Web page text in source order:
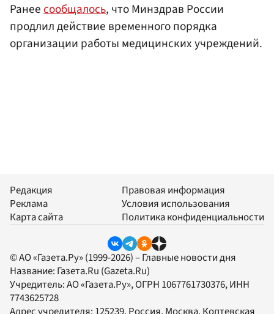
Ранеесообщалось, что Минздрав России
продлил действие временного порядка
организации работы медицинских учреждений.
Редакция
Реклама
Карта сайта
Правовая информация
Условия использования
Политика конфиденциальности
© АО «Газета.Ру» (1999-2026) – Главные новости дня
Название: Газета.Ru (Gazeta.Ru)
Учредитель:АО «Газета.Ру», ОГРН 1067761730376, ИНН
7743625728